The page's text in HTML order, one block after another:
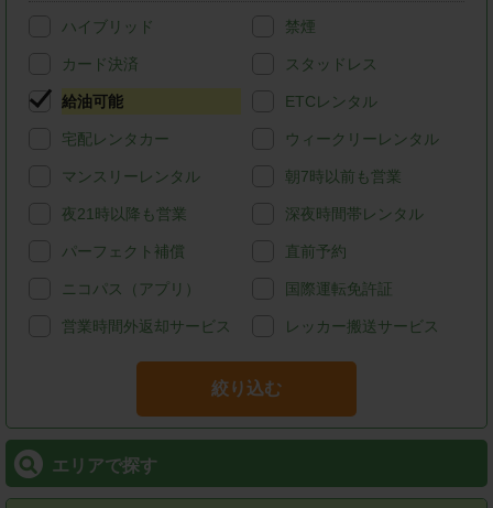
ハイブリッド 禁煙
カード決済 スタッドレス
給油可能 ETCレンタル
宅配レンタカー ウィークリーレンタル
マンスリーレンタル 朝7時以前も営業
夜21時以降も営業 深夜時間帯レンタル
パーフェクト補償 直前予約
ニコパス（アプリ） 国際運転免許証
営業時間外返却サービス レッカー搬送サービス
絞り込む
エリアで探す